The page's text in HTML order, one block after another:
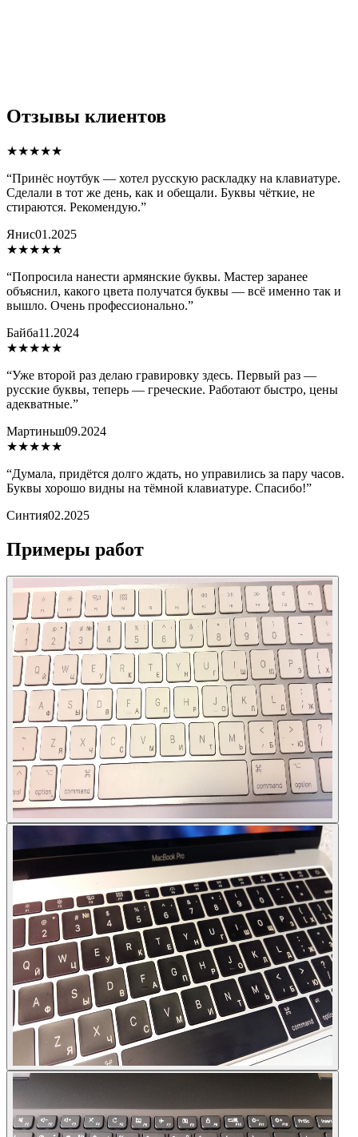
Отзывы клиентов
★★★★★
“Принёс ноутбук — хотел русскую раскладку на клавиатуре.
Сделали в тот же день, как и обещали. Буквы чёткие, не
стираются. Рекомендую.”
Янис01.2025
★★★★★
“Попросила нанести армянские буквы. Мастер заранее
объяснил, какого цвета получатся буквы — всё именно так и
вышло. Очень профессионально.”
Байба11.2024
★★★★★
“Уже второй раз делаю гравировку здесь. Первый раз —
русские буквы, теперь — греческие. Работают быстро, цены
адекватные.”
Мартиньш09.2024
★★★★★
“Думала, придётся долго ждать, но управились за пару часов.
Буквы хорошо видны на тёмной клавиатуре. Спасибо!”
Синтия02.2025
Примеры работ